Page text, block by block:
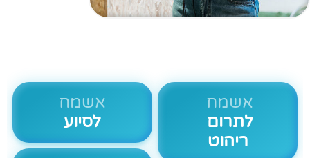
אשמח
לתרום
ריהוט
אשמח
לסיוע